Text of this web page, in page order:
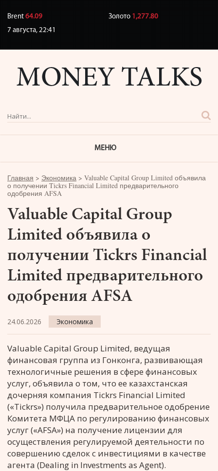
Brent64.09 Золото1,277.80
7 августа,22:41
МЕНЮ
Главная > Экономика > Valuable Capital Group Limited объявила
о получении Tickrs Financial Limited предварительного
одобрения AFSA
Valuable Capital Group
Limited объявила о
получении Tickrs Financial
Limited предварительного
одобрения AFSA
24.06.2026 Экономика
Valuable Capital Group Limited, ведущая
финансовая группа из Гонконга, развивающая
технологичные решения в сфере финансовых
услуг, объявила о том, что ее казахстанская
дочерняя компания Tickrs Financial Limited
(«Tickrs») получила предварительное одобрение
Комитета МФЦА по регулированию финансовых
услуг («AFSA») на получение лицензии для
осуществления регулируемой деятельности по
совершению сделок с инвестициями в качестве
агента (Dealing in Investments as Agent).